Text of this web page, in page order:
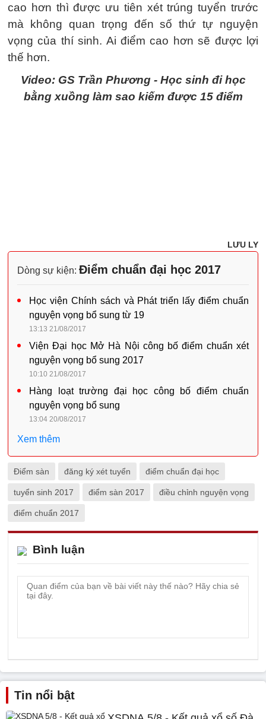
cao hơn thì được ưu tiên xét trúng tuyển trước
mà không quan trọng đến số thứ tự nguyện
vọng của thí sinh. Ai điểm cao hơn sẽ được lợi
thế hơn.
Video: GS Trần Phương - Học sinh đi học
bằng xuồng làm sao kiếm được 15 điểm
LƯU LY
Dòng sự kiện: Điểm chuẩn đại học 2017
Học viện Chính sách và Phát triển lấy điểm chuẩn
nguyện vọng bổ sung từ 19
13:13 21/08/2017
Viện Đại học Mở Hà Nội công bố điểm chuẩn xét
nguyện vọng bổ sung 2017
10:10 21/08/2017
Hàng loạt trường đại học công bố điểm chuẩn
nguyện vọng bổ sung
13:04 20/08/2017
Xem thêm
Điểm sàn đăng ký xét tuyển điểm chuẩn đại học
tuyển sinh 2017 điểm sàn 2017 điều chỉnh nguyện vọng
điểm chuẩn 2017
Bình luận
Tin nổi bật